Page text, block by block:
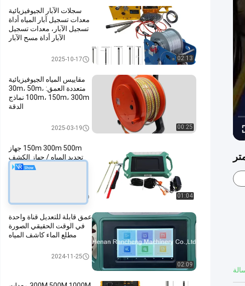
02:13
سجلات الآبار الجيوفيزيائية
معدات تسجيل آبار المياه أداة
تسجيل الآبار، معدات تسجيل
الآبار أداة مسح الآبار
معدات المسح الجيوفيزيائي
2025-10-17
00:25
مقاييس المياه الجيوفيزيائية
متعددة العمق: 30m، 50m،
100m، 150m، 300m نماذج
الدقة
معدات المسح الجيوفيزيائي
2025-03-19
01:04
150m 300m 500m جهاز
تحديد المياه / جهاز الكشف
عن المياه المعدنية
02:09
عمق قابلة للتعديل قناة واحدة
في الوقت الحقيقي الصورة
مطلع الماء كاشف المياه
معدات المسح الجيوفيزيائي
2024-11-25